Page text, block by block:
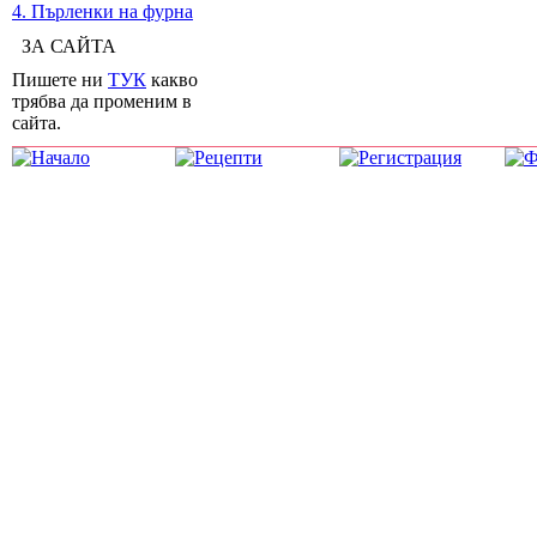
4. Пърленки на фурна
ЗА САЙТА
Пишете ни ТУК какво
трябва да променим в
сайта.